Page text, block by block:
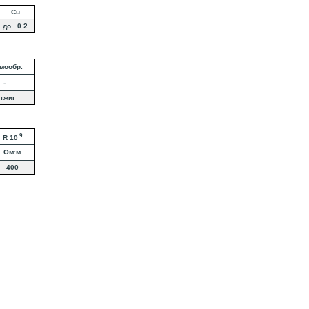
Cu
до 0.2
-
R 10 9
Ом·м
400